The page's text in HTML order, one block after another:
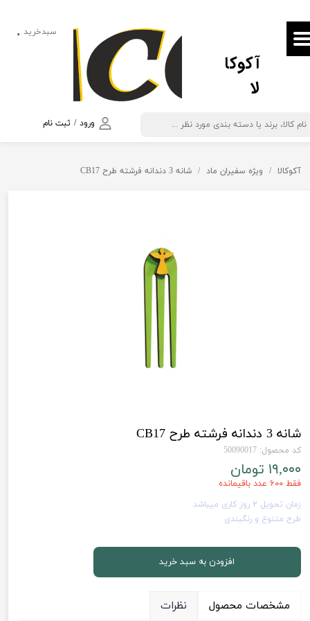
آکوکا
لا
ورود / ثبت نام
حساب کاربری من
تغییر گذر واژه
خروج از حساب کاربری
۰ سبدخرید
آکوکالا ویژه سفیران ماد شانه 3 دندانه فرشته طرح CB17
شانه 3 دندانه فرشته طرح CB17
کد محصول: 50090017
۱۹,۰۰۰ تومان
فقط ۶۰۰ عدد باقیمانده
زمان تحویل 2 روز کاری میباشد.
طرح متنوع و رنگبندی
افزودن به سبد خرید
مشخصات محصول نظرات